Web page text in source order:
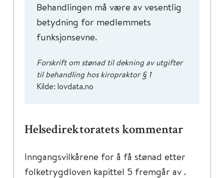
Behandlingen må være av vesentlig
betydning for medlemmets
funksjonsevne.
Forskrift om stønad til dekning av utgifter
til behandling hos kiropraktor § 1
Kilde: lovdata.no
Helsedirektoratets kommentar
Inngangsvilkårene for å få stønad etter
folketrygdloven kapittel 5 fremgår av .